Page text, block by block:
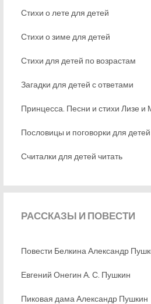
Стихи о лете для детей
Стихи о зиме для детей
Стихи для детей по возрастам
Загадки для детей с ответами
Принцесса. Песни и стихи Лизе
Пословицы и поговорки для детей
Считалки для детей читать
РАССКАЗЫ И ПОВЕСТИ
Повести Белкина Александр
Евгений Онегин А. С. Пушкин
Пиковая дама Александр Пушкин